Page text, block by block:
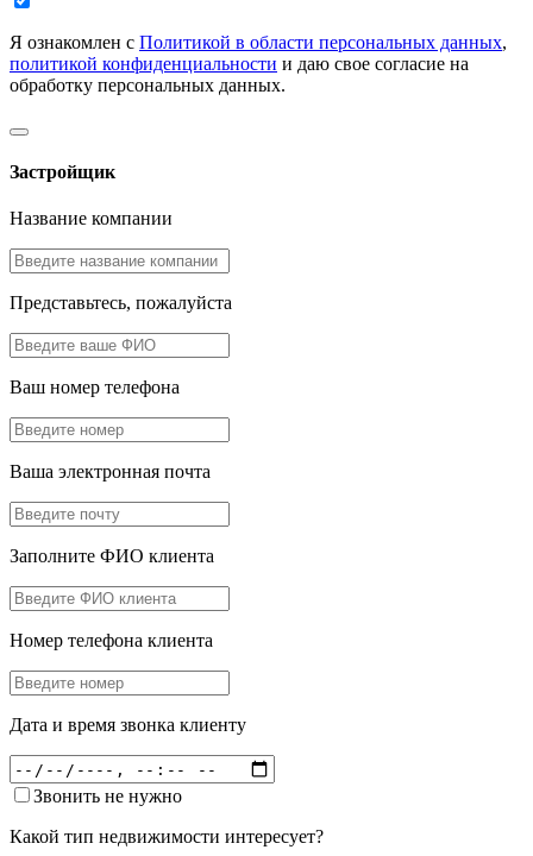
Я ознакомлен с Политикой в области персональных данных,
политикой конфиденциальности и даю свое согласие на
обработку персональных данных.
Застройщик
Название компании
Представьтесь, пожалуйста
Ваш номер телефона
Ваша электронная почта
Заполните ФИО клиента
Номер телефона клиента
Дата и время звонка клиенту
Звонить не нужно
Какой тип недвижимости интересует?